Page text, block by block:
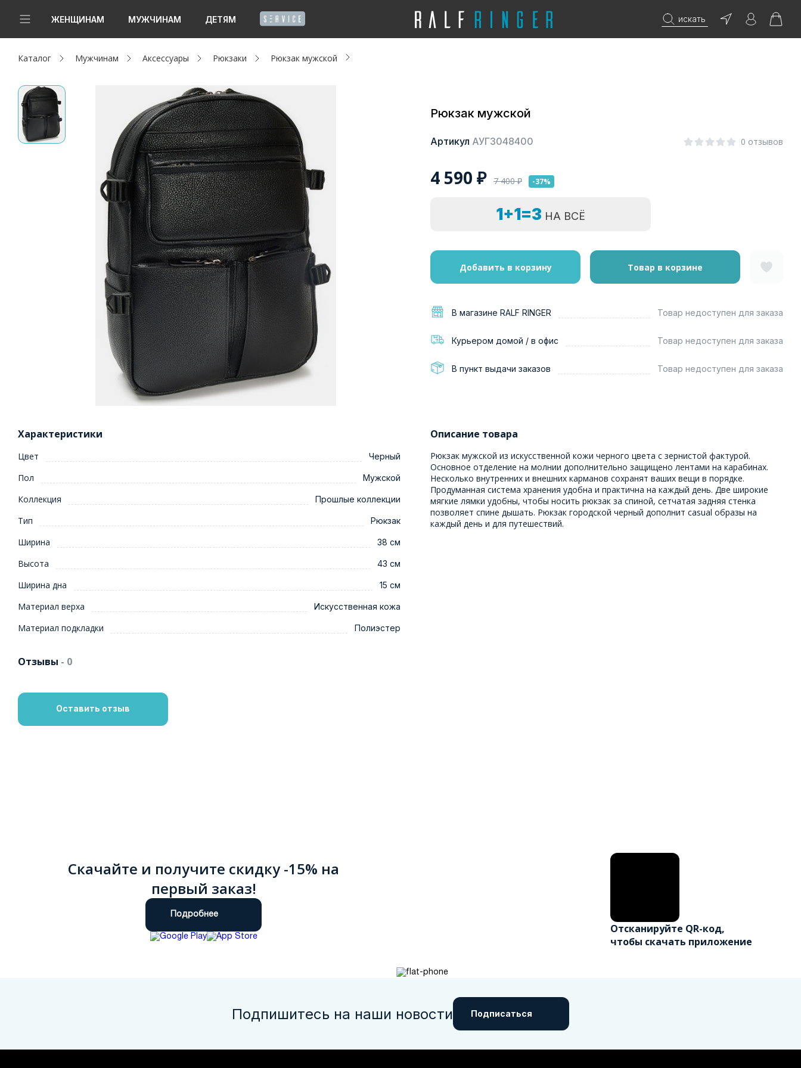
ЖЕНЩИНАМ МУЖЧИНАМ ДЕТЯМ искать
Новинки
Женщинам
Мужчинам
Акции / Новости
Адреса магазинов
Каталог Мужчинам Аксессуары Рюкзаки Рюкзак мужской
Рюкзак мужской
Артикул АУГЗ048400 0 отзывов
4 590 ₽ 7 400₽ -37%
1+1=3 НА ВСЁ
Добавить в корзину Товар в корзине
В магазине RALF RINGER Товар недоступен для заказа
Курьером домой / в офис Товар недоступен для заказа
В пункт выдачи заказов Товар недоступен для заказа
Характеристики
Цвет Черный
Пол Мужской
Коллекция Прошлые коллекции
Тип Рюкзак
Ширина 38 см
Высота 43 см
Ширина дна 15 см
Материал верха Искусственная кожа
Материал подкладки Полиэстер
Описание товара
Рюкзак мужской из искусственной кожи черного цвета с зернистой фактурой.
Основное отделение на молнии дополнительно защищено лентами на карабинах.
Несколько внутренних и внешних карманов сохранят ваших вещи в порядке.
Продуманная система хранения удобна и практична на каждый день. Две широкие
мягкие лямки удобны, чтобы носить рюкзак за спиной, сетчатая задняя стенка
позволяет спине дышать. Рюкзак городской черный дополнит casual образы на
каждый день и для путешествий.
Отзывы - 0
Оставить отзыв
Скачайте и получите скидку -15% на
первый заказ!
Подробнее
Отсканируйте QR-код,
чтобы скачать приложение
Подпишитесь на наши новости Подписаться